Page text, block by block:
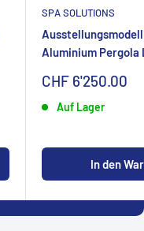
SPA SOLUTIONS
Aluminium Pergola
Sonderpreis
CHF 6'250.00
Auf Lager
In den